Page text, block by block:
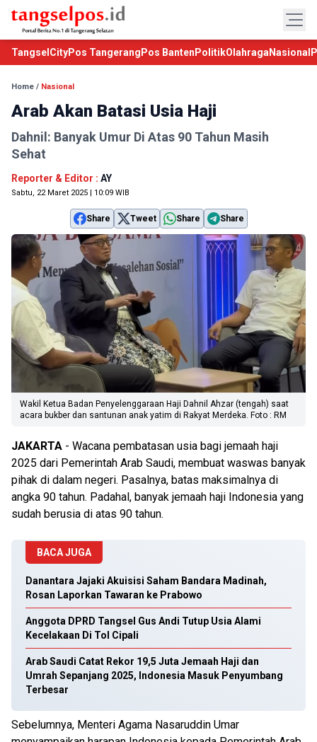
TangselCityPos Tangerang Pos Banten PolitikOlahraga Nasional
Home / Nasional
Arab Akan Batasi Usia Haji
Dahnil: Banyak Umur Di Atas 90 Tahun Masih
Sehat
Reporter & Editor : AY
Sabtu, 22 Maret 2025 | 10:09 WIB
Share Tweet Share Share
Wakil Ketua Badan Penyelenggaraan Haji Dahnil Ahzar (tengah) saat
acara bukber dan santunan anak yatim di Rakyat Merdeka. Foto : RM
JAKARTA - Wacana pembatasan usia bagi jemaah haji
2025 dari Pemerintah Arab Saudi, membuat waswas banyak
pihak di dalam negeri. Pasalnya, batas maksimalnya di
angka 90 tahun. Padahal, banyak jemaah haji Indonesia yang
sudah berusia di atas 90 tahun.
BACA JUGA
Danantara Jajaki Akuisisi Saham Bandara Madinah,
Rosan Laporkan Tawaran ke Prabowo
Anggota DPRD Tangsel Gus Andi Tutup Usia Alami
Kecelakaan Di Tol Cipali
Arab Saudi Catat Rekor 19,5 Juta Jemaah Haji dan
Umrah Sepanjang 2025, Indonesia Masuk Penyumbang
Terbesar
Sebelumnya, Menteri Agama Nasaruddin Umar